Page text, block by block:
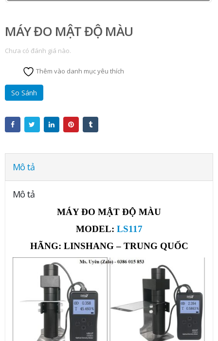
MÁY ĐO MẬT ĐỘ MÀU
Chưa có đánh giá nào.
Thêm vào danh mục yêu thích
So Sánh
Mô tả
Mô tả
MÁY ĐO MẬT ĐỘ MÀU
MODEL: LS117
HÃNG: LINSHANG – TRUNG QUỐC